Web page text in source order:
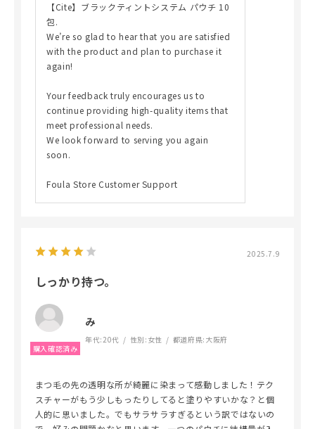
【Cite】ブラックティントシステム パウチ 10
包.
We’re so glad to hear that you are satisfied
with the product and plan to purchase it
again!
Your feedback truly encourages us to
continue providing high-quality items that
meet professional needs.
We look forward to serving you again
soon.
Foula Store Customer Support
2025.7.9
しっかり持つ。
み
年代:20代 性別: 女性 都道府県: 大阪府
まつ毛の先の透明な所が綺麗に染まって感動しました！テク
スチャーがもう少しもったりしてると塗りやすいかな？と個
人的に思いました。でもサラサラすぎるという訳ではないの